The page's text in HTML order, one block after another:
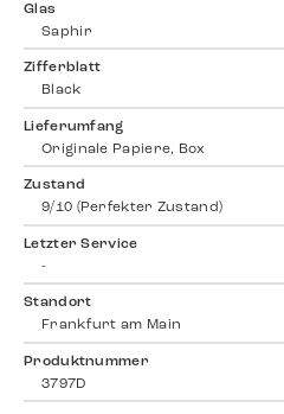
Glas
Saphir
Zifferblatt
Black
Lieferumfang
Originale Papiere, Box
Zustand
9/10 (Perfekter Zustand)
Letzter Service
-
Standort
Frankfurt am Main
Produktnummer
3797D